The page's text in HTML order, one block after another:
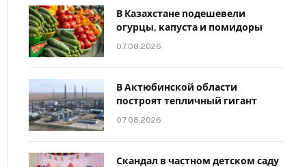
В Казахстане подешевели
огурцы, капуста и помидоры
07.08.2026
В Актюбинской области
построят тепличный гигант
07.08.2026
Скандал в частном детском саду